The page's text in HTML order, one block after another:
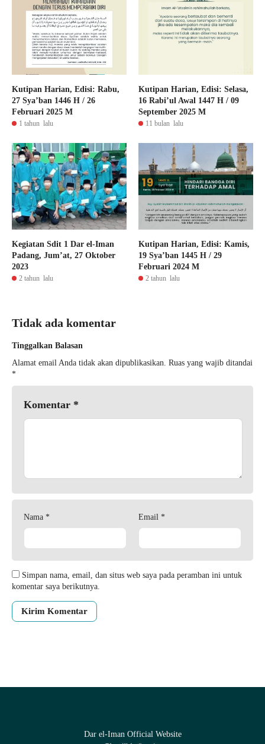
Kutipan Harian, Edisi: Rabu,
27 Sya’ban 1446 H / 26
Februari 2025 M
1 tahun lalu
Kutipan Harian, Edisi: Selasa,
16 Rabi’ul Awal 1447 H / 09
September 2025 M
11 bulan lalu
Kegiatan Sdit 1 Dar el-Iman
Padang, Jum’at, 27 Oktober
2023
2 tahun lalu
Kutipan Harian, Edisi: Kamis,
19 Sya’ban 1445 H / 29
Februari 2024 M
2 tahun lalu
Tidak ada komentar
Tinggalkan Balasan
Alamat email Anda tidak akan dipublikasikan. Ruas yang wajib ditandai
*
Komentar *
Nama * Email *
Simpan nama, email, dan situs web saya pada peramban ini untuk
komentar saya berikutnya.
Dar el-Iman Official Website